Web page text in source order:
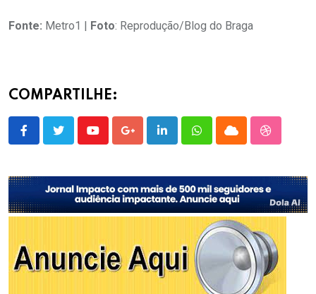
Fonte: Metro1 | Foto: Reprodução/Blog do Braga
COMPARTILHE:
YoutubeGoogle+LinkedInWhatsappCloud